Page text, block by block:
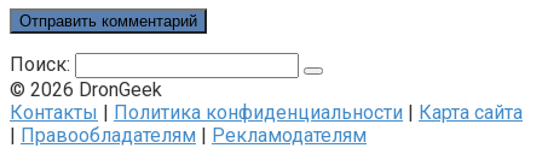
Поиск:
© 2026 DronGeek
Контакты | Политика конфиденциальности | Карта сайта
| Правообладателям | Рекламодателям